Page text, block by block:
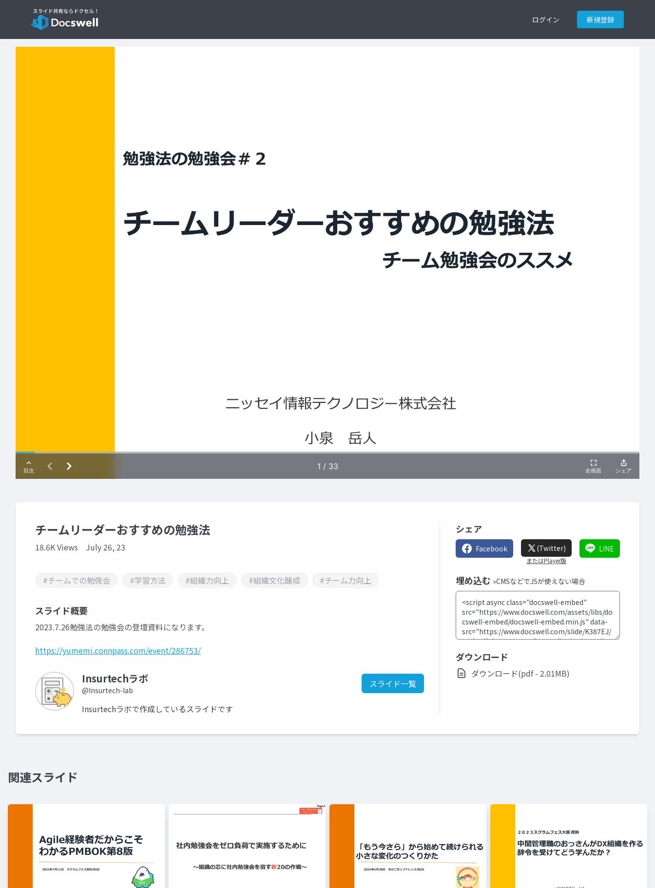
ログイン 新規登録
チームリーダーおすすめの勉強法
18.6K Views July 26, 23
#チームでの勉強会 #学習方法 #組織力向上 #組織文化醸成 #チーム力向上
スライド概要
2023.7.26勉強法の勉強会の登壇資料になります。
https://yumemi.connpass.com/event/286753/
Insurtechラボ
@Insurtech-lab
スライド一覧
Insurtechラボで作成しているスライドです
シェア
Facebook (Twitter)
またはPlayer版
LINE
埋め込む »CMSなどでJSが使えない場合
ダウンロード
ダウンロード(pdf - 2.01MB)
関連スライド